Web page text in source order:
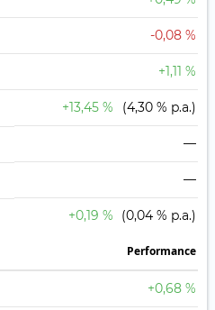
-0,08 %
+1,11 %
+13,45 % (4,30 % p.a.)
—
—
+0,19 % (0,04 % p.a.)
Performance
+0,68 %